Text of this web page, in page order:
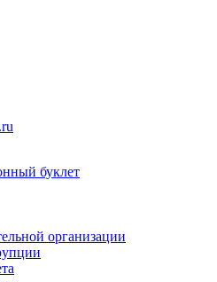
буклет
организации